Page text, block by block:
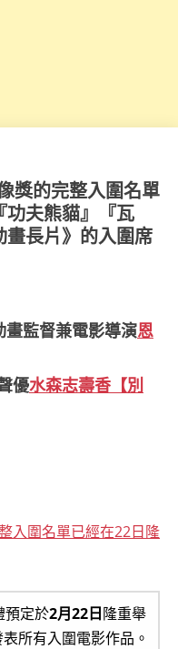
獎的完整入圍名單
功夫熊貓』『瓦
畫長片》的入圍席
監督兼電影導演恩
優水森志壽香【別
入圍名單已經在22日隆
預定於2月22日隆重舉
所有入圍電影作品。